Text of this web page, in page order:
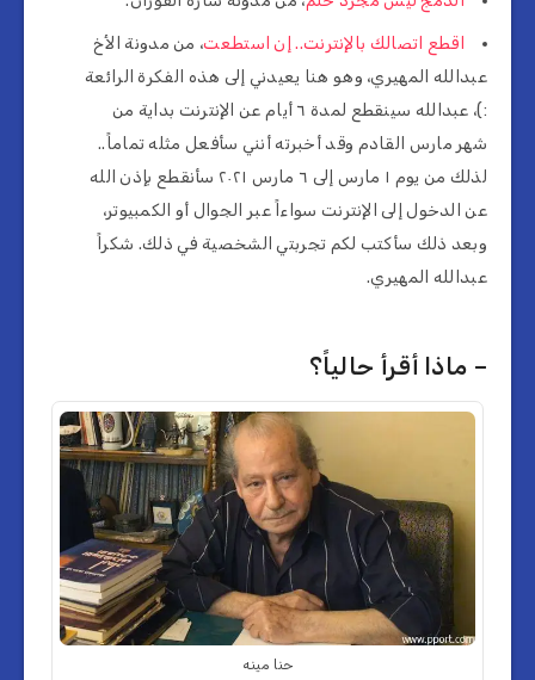
اقطع اتصالك بالإنترنت.. إن استطعت، من مدونة الأخ
عبدالله المهيري، وهو هنا يعيدني إلى هذه الفكرة الرائعة
:)، عبدالله سينقطع لمدة ٦ أيام عن الإنترنت بداية من
شهر مارس القادم وقد أخبرته أنني سأفعل مثله تماماً..
لذلك من يوم ١ مارس إلى ٦ مارس ٢٠٢١ سأنقطع بإذن الله
عن الدخول إلى الإنترنت سواءاً عبر الجوال أو الكمبيوتر،
وبعد ذلك سأكتب لكم تجربتي الشخصية في ذلك. شكراً
عبدالله المهيري.
– ماذا أقرأ حالياً؟
حنا مينه